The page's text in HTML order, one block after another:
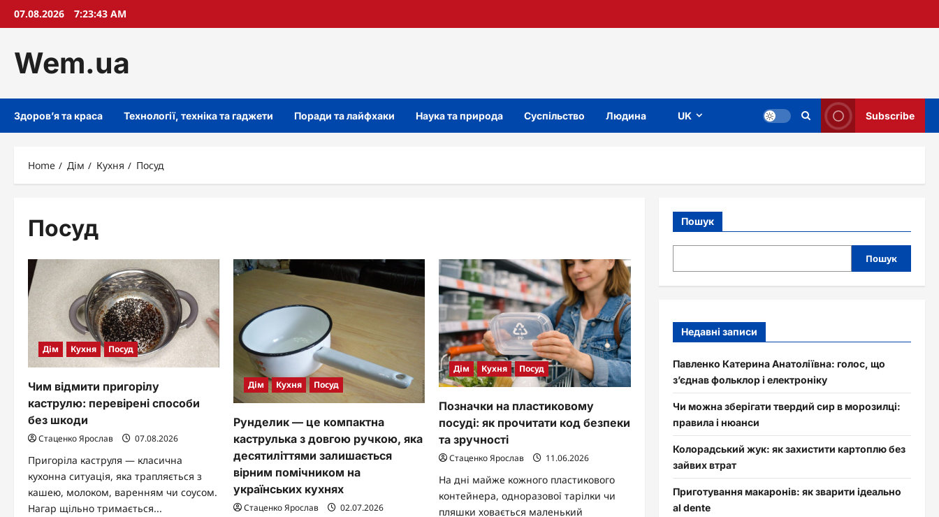
Skip07.08.2026 7:23:44 AM
Wem.ua
Здоров’я та краса Технології, техніка та гаджети Поради та лайфхаки Наука та природа Суспільство Людина UK Subscribe
Home Дім Кухня Посуд
Посуд
Дім Кухня Посуд
Чим відмити пригорілу
каструлю: перевірені способи
без шкоди
Стаценко Ярослав 07.08.2026
Пригоріла каструля — класична
кухонна ситуація, яка трапляється з
кашею, молоком, варенням чи соусом.
Нагар щільно тримається...
Дім Кухня Посуд
Рунделик — це компактна
каструлька з довгою ручкою, яка
десятиліттями залишається
вірним помічником на
українських кухнях
Стаценко Ярослав 02.07.2026
Дім Кухня Посуд
Позначки на пластиковому
посуді: як прочитати код безпеки
та зручності
Стаценко Ярослав 11.06.2026
На дні майже кожного пластикового
контейнера, одноразової тарілки чи
пляшки ховається маленький
Пошук
Пошук
Недавні записи
Павленко Катерина Анатоліївна: голос, що
з’єднав фольклор і електроніку
Чи можна зберігати твердий сир в морозилці:
правила і нюанси
Колорадський жук: як захистити картоплю без
зайвих втрат
Приготування макаронів: як зварити ідеально
al dente